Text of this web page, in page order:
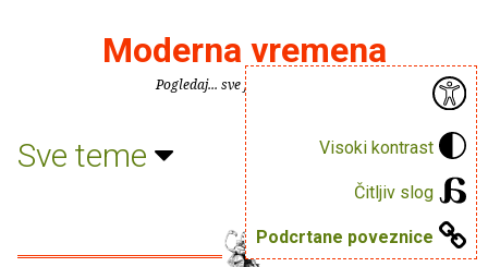
Visoki kontrast
Čitljiv slog
Podcrtane poveznice
Moderna vremena
Pogledaj... sve je puno knjiga.
Sve teme